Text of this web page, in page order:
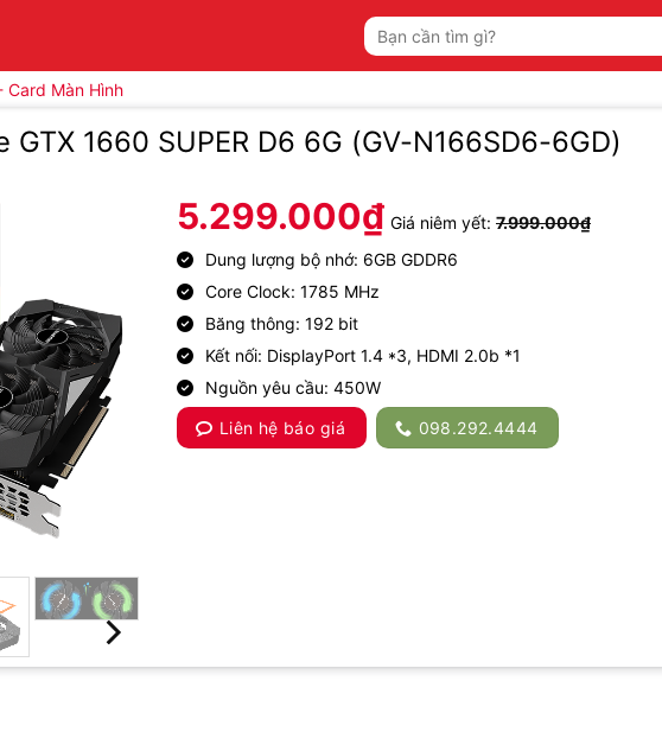
Tìm
kiếm:
Card Màn Hình
GTX 1660 SUPER D6 6G (GV-N166SD6-6GD)
5.299.000₫ Giá niêm yết: 7.999.000₫
Dung lượng bộ nhớ: 6‎GB GDDR6
‎Core Clock: 1‎785 MHz
Băng thông: 1‎92 bit
Kết nối: DisplayPort 1.4 *3, HDMI 2.0b *1
Nguồn yêu cầu: 4‎50W
Liên hệ báo giá
098.292.4444